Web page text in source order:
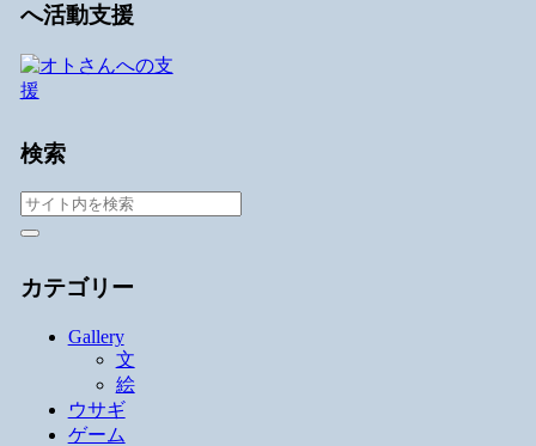
へ活動支援
検索
カテゴリー
Gallery
文
絵
ウサギ
ゲーム